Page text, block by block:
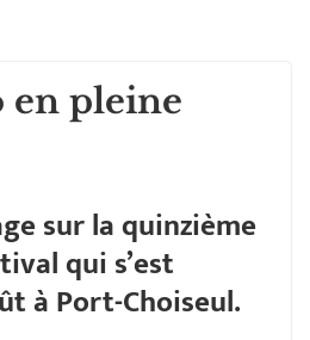
en pleine
sur la quinzième
qui s’est
à Port-Choiseul.